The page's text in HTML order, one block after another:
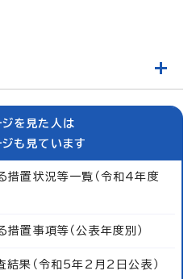
ジを見た人は
ジも見ています
措置状況等一覧（令和4年度
置事項等（公表年度別）
果（令和5年2月2日公表）